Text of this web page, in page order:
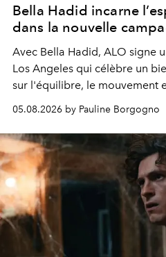
Bella Hadid incarne
dans la nouvelle
Avec Bella Hadid, ALO signe
Los Angeles qui célèbre un
sur l'équilibre, le mouvement
05.08.2026 by Pauline Borgogno